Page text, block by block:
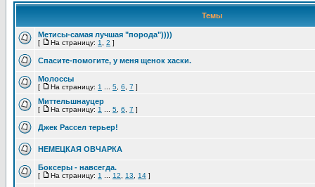
Темы
Метисы-самая лучшая "порода"))))
[ На страницу: 1 2 ]
Спасите-помогите, у меня щенок хаски.
Молоссы
[ На страницу: 1 5 6 7 ]
Миттельшнауцер
[ На страницу: 1 5 6 7 ]
Джек Рассел терьер!
НЕМЕЦКАЯ ОВЧАРКА
Боксеры - навсегда.
[ На страницу: 1 12 13 14 ]